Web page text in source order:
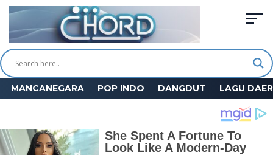
MANCANEGARA POP INDO DANGDUT LAGU